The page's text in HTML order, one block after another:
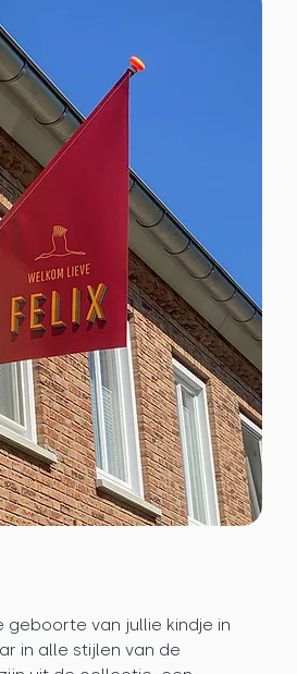
geboorte van jullie kindje in
in alle stijlen van de